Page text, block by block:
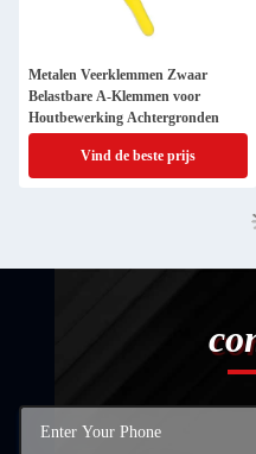
Metalen Veerklemmen Zwaar
Belastbare A-Klemmen voor
Houtbewerking Achtergronden
Vind de beste prijs